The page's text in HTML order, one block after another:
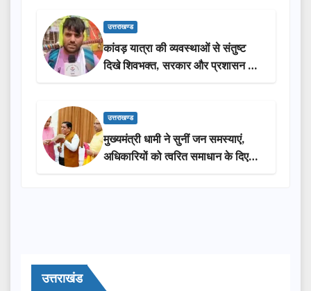
उत्तराखण्ड
कांवड़ यात्रा की व्यवस्थाओं से संतुष्ट
दिखे शिवभक्त, सरकार और प्रशासन की
सराहना…
उत्तराखण्ड
मुख्यमंत्री धामी ने सुनीं जन समस्याएं,
अधिकारियों को त्वरित समाधान के दिए
निर्देश
उत्तराखंड